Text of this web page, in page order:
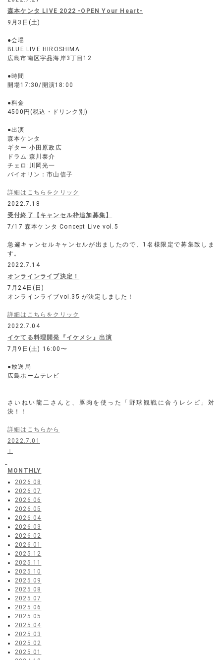
森本ケンタ LIVE 2022 -OPEN Your Heart-
9月3日(土)
●会場
BLUE LIVE HIROSHIMA
広島市南区宇品海岸3丁目12
●時間
開場17:30/開演18:00
●料金
4500円(税込・ドリンク別)
●出演
森本ケンタ
ギター:小田原政広
ドラム:森川泰介
チェロ:川岡光一
バイオリン：市山信子
詳細はこちらをクリック
2022.7.18
受付終了【キャンセル枠追加募集】
7/17 森本ケンタ Concept Live vol.5
急遽キャンセルキャンセルが出ましたので、1名様限定で募集致しま
す。
2022.7.14
オンラインライブ決定！
7月24日(日)
オンラインライブvol.35 が決定しました！
詳細はこちらをクリック
2022.7.04
イケてる料理開発『イケメシ』出演
7月9日(土) 16:00〜
●放送局
広島ホームテレビ
さいねい龍二さんと、豚肉を使った「野球観戦に合うレシピ」対
決！！
詳細はこちらから
2022.7.01
｜
MONTHLY
2026.08
2026.07
2026.06
2026.05
2026.04
2026.03
2026.02
2026.01
2025.12
2025.11
2025.10
2025.09
2025.08
2025.07
2025.06
2025.05
2025.04
2025.03
2025.02
2025.01